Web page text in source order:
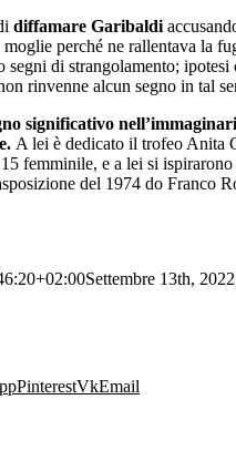
diffamare Garibaldi
perché ne rallentava la
segni di strangolamento; ipotesi
rinvenne alcun segno in tal
significativo
A lei è dedicato il trofeo Anita
femminile, e a lei si
del 1974 do Franco
Settembre 13th, 2022
PinterestVkEmail